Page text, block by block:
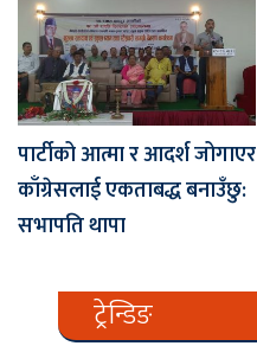
पार्टीको आत्मा र आदर्श जोगाएर
काँग्रेसलाई एकताबद्ध बनाउँछु:
सभापति थापा
ट्रेन्डिङ